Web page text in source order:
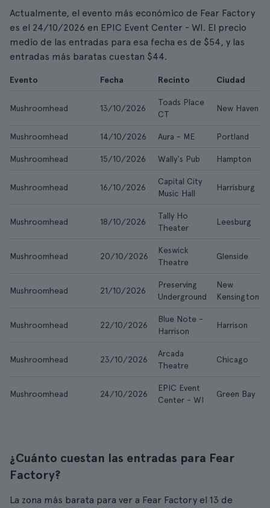
Actualmente, el evento más económico de Fear Factory
es el 24/10/2026 en EPIC Event Center - WI. El precio
medio de las entradas para esa fecha es de $54, y las
entradas más baratas cuestan $44.
Evento Fecha Recinto Ciudad
Mushroomhead 13/10/2026
Toads Place
CT
New Haven
Mushroomhead 14/10/2026 Aura - ME Portland
Mushroomhead 15/10/2026 Wally's Pub Hampton
Mushroomhead 16/10/2026
Capital City
Music Hall
Harrisburg
Mushroomhead 18/10/2026
Tally Ho
Theater
Leesburg
Mushroomhead 20/10/2026
Keswick
Theatre
Glenside
Mushroomhead 21/10/2026
Preserving
Underground
New
Kensington
Mushroomhead 22/10/2026
Blue Note -
Harrison
Harrison
Mushroomhead 23/10/2026
Arcada
Theatre
Chicago
Mushroomhead 24/10/2026
EPIC Event
Center - WI
Green Bay
¿Cuánto cuestan las entradas para Fear
Factory?
La zona más barata para ver a Fear Factory el 13 de